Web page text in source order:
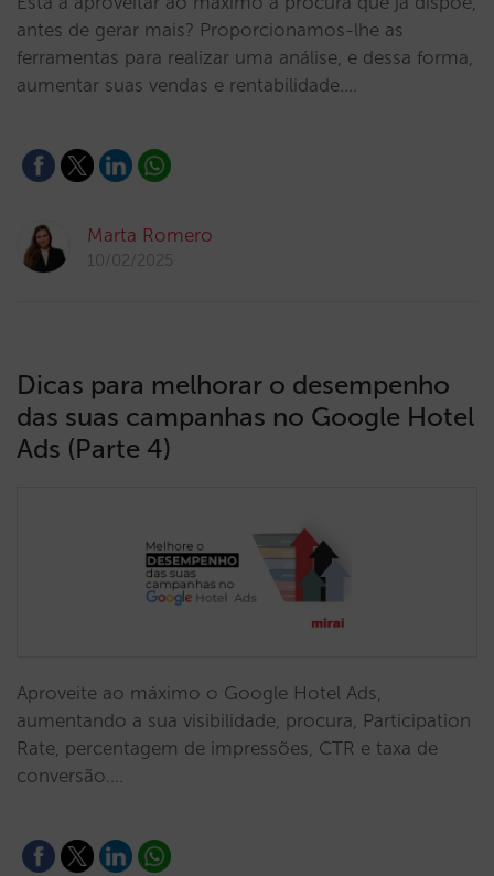
antes de gerar mais? Proporcionamos-lhe as
ferramentas para realizar uma análise, e dessa forma,
aumentar suas vendas e rentabilidade.…
Marta Romero
10/02/2025
Dicas para melhorar o desempenho
das suas campanhas no Google Hotel
Ads (Parte 4)
Aproveite ao máximo o Google Hotel Ads,
aumentando a sua visibilidade, procura, Participation
Rate, percentagem de impressões, CTR e taxa de
conversão.…